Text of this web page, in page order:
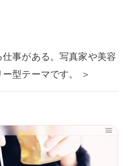
事がある。写真家や美容
型テーマです。 ＞